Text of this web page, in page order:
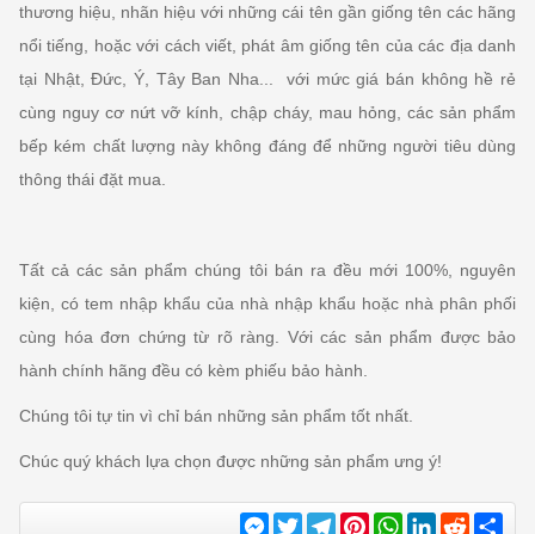
thương hiệu, nhãn hiệu với những cái tên gần giống tên các hãng
nổi tiếng, hoặc với cách viết, phát âm giống tên của các địa danh
tại Nhật, Đức, Ý, Tây Ban Nha... với mức giá bán không hề rẻ
cùng nguy cơ nứt vỡ kính, chập cháy, mau hỏng, các sản phẩm
bếp kém chất lượng này không đáng để những người tiêu dùng
thông thái đặt mua.
Tất cả các sản phẩm chúng tôi bán ra đều mới 100%, nguyên
kiện, có tem nhập khẩu của nhà nhập khẩu hoặc nhà phân phối
cùng hóa đơn chứng từ rõ ràng. Với các sản phẩm được bảo
hành chính hãng đều có kèm phiếu bảo hành.
Chúng tôi tự tin vì chỉ bán những sản phẩm tốt nhất.
Chúc quý khách lựa chọn được những sản phẩm ưng ý!
Messenger
TwitterTelegram
Pinterest
WhatsApp
LinkedIn
Reddit